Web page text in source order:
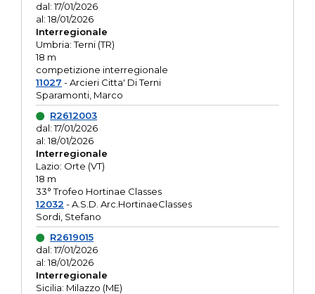
dal: 17/01/2026
al: 18/01/2026
Interregionale
Umbria: Terni (TR)
18 m
competizione interregionale
11027 - Arcieri Citta' Di Terni
Sparamonti, Marco
R2612003
dal: 17/01/2026
al: 18/01/2026
Interregionale
Lazio: Orte (VT)
18 m
33° Trofeo Hortinae Classes
12032 - A.S.D. Arc.HortinaeClasses
Sordi, Stefano
R2619015
dal: 17/01/2026
al: 18/01/2026
Interregionale
Sicilia: Milazzo (ME)